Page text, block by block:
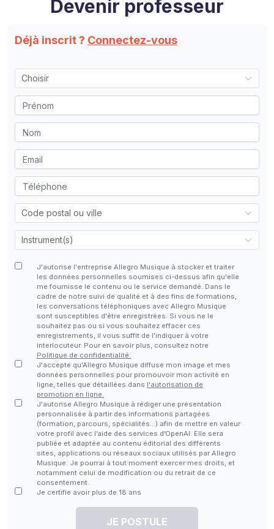
Devenir professeur
Déjà inscrit ? Connectez-vous
J'autorise l'entreprise Allegro Musique à stocker et traiter
les données personnelles soumises ci-dessus afin qu'elle
me fournisse le contenu ou le service demandé. Dans le
cadre de notre suivi de qualité et à des fins de formations,
les conversations téléphoniques avec Allegro Musique
sont susceptibles d'être enregistrées. Si vous ne le
souhaitez pas ou si vous souhaitez effacer ces
enregistrements, il vous suffit de l'indiquer à votre
interlocuteur. Pour en savoir plus, consultez notre
Politique de confidentialité.
J'accepte qu'Allegro Musique diffuse mon image et mes
données personnelles pour promouvoir mon activité en
ligne, telles que détaillées dans l'autorisation de
promotion en ligne.
J'autorise Allegro Musique à rédiger une présentation
personnalisée à partir des informations partagées
(formation, parcours, spécialités…) afin de mettre en valeur
votre profil avec l’aide des services d’OpenAI. Elle sera
publiée et adaptée au contenu éditorial des différents
sites, applications ou réseaux sociaux utilisés par Allegro
Musique. Je pourrai à tout moment exercer mes droits, et
notamment celui de modification ou du retrait de ce
consentement.
Je certifie avoir plus de 18 ans
JE POSTULE